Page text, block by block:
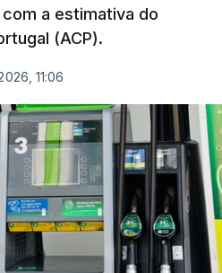
a estimativa do
(ACP).
11:06